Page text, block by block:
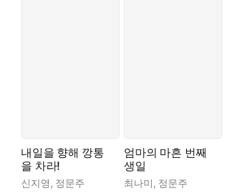
내일을 향해 깡통
을 차라!
신지영, 정문주
엄마의 마흔 번째
생일
최나미, 정문주